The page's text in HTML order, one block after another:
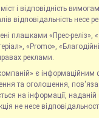
і відповідність
відповідальність несе
плашками «Прес-реліз»,
«Promo»,
реклами.
є інформаційним
та оголошення,
на інформації,
не несе